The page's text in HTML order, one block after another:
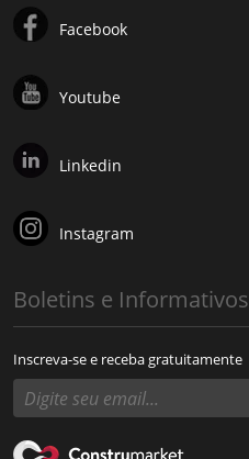
Facebook
Youtube
Linkedin
Instagram
Boletins e Informativos
Inscreva-se e receba gratuitamente